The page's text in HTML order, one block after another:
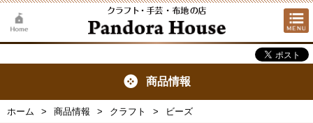
商品情報
ホーム 商品情報 クラフト ビーズ